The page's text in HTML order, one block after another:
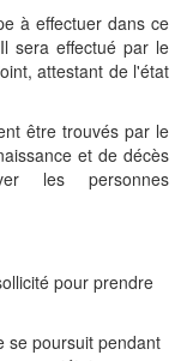
à effectuer dans ce
sera effectué par le
attestant de l'état
être trouvés par le
et de décès
les personnes
pour prendre
se poursuit pendant